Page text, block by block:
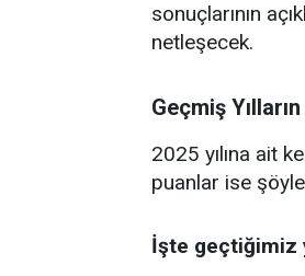
sonuçlarının
netleşecek.
Geçmiş
2025 yılına ait
puanlar ise
İşte geçtiğimiz